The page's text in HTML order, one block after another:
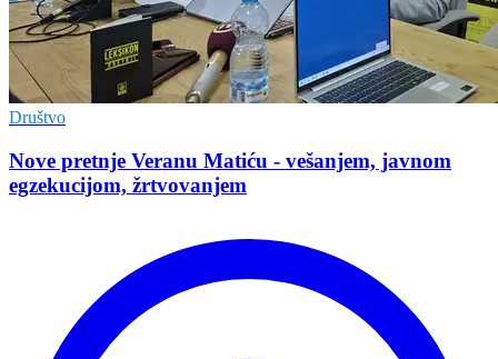
Društvo
Nove pretnje Veranu Matiću - vešanjem, javnom
egzekucijom, žrtvovanjem